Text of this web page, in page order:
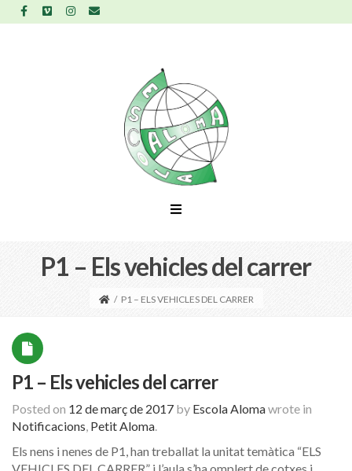
P1 – Els vehicles del carrer
/ P1 – ELS VEHICLES DEL CARRER
P1 – Els vehicles del carrer
Posted on 12 de març de 2017 by Escola Alomawrote in
Notificacions, Petit Aloma.
Els nens i nenes de P1, han treballat la unitat temàtica “ELS